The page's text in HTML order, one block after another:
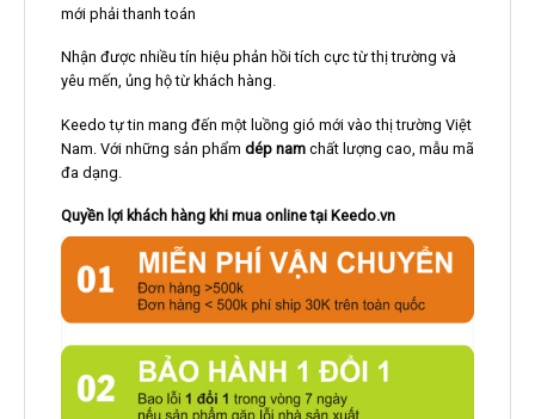
mới phải thanh toán
Nhận được nhiều tín hiệu phản hồi tích cực từ thị trường và
yêu mến, ủng hộ từ khách hàng.
Keedo tự tin mang đến một luồng gió mới vào thị trường Việt
Nam. Với những sản phẩm dép namchất lượng cao, mẫu mã
đa dạng.
Quyền lợi khách hàng khi mua online tại Keedo.vn